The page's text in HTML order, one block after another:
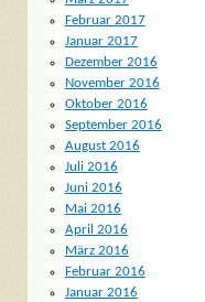
Februar 2017
Januar 2017
Dezember 2016
November 2016
Oktober 2016
September 2016
August 2016
Juli 2016
Juni 2016
Mai 2016
April 2016
März 2016
Februar 2016
Januar 2016